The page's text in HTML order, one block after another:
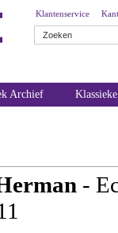
Klantenservice
Archief
-